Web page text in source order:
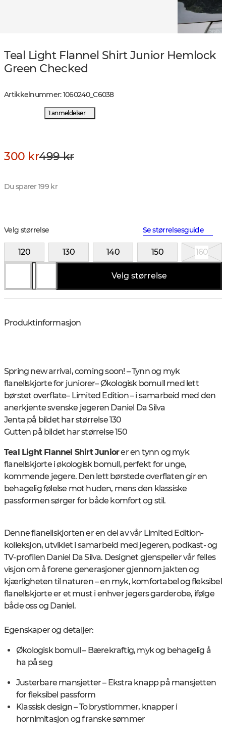
Teal Light Flannel Shirt Junior Hemlock
Green Checked
Artikkelnummer:1060240_C6038
1 anmeldelser
300 kr499 kr
Du sparer 199 kr
Velg størrelse Se størrelsesguide
120 130 140 150 160
Velg størrelse
Produktinformasjon
Spring new arrival, coming soon! – Tynn og myk
flanellskjorte for juniorer– Økologisk bomull med lett
børstet overflate– Limited Edition – i samarbeid med den
anerkjente svenske jegeren Daniel Da Silva
Jenta på bildet har størrelse 130
Gutten på bildet har størrelse 150
Teal Light Flannel Shirt Juniorer en tynn og myk
flanellskjorte i økologisk bomull, perfekt for unge,
kommende jegere. Den lett børstede overflaten gir en
behagelig følelse mot huden, mens den klassiske
passformen sørger for både komfort og stil.
Denne flanellskjorten er en del av vår Limited Edition-
kolleksjon, utviklet i samarbeid med jegeren, podkast- og
TV-profilen Daniel Da Silva. Designet gjenspeiler vår felles
visjon om å forene generasjoner gjennom jakten og
kjærligheten til naturen – en myk, komfortabel og fleksibel
flanellskjorte er et must i enhver jegers garderobe, ifølge
både oss og Daniel.
Egenskaper og detaljer:
Økologisk bomull – Bærekraftig, myk og behagelig å
ha på seg
Justerbare mansjetter – Ekstra knapp på mansjetten
for fleksibel passform
Klassisk design – To brystlommer, knapper i
hornimitasjon og franske sømmer